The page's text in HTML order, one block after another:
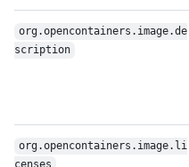
org.opencontainers.image.de
scription
org.opencontainers.image.li